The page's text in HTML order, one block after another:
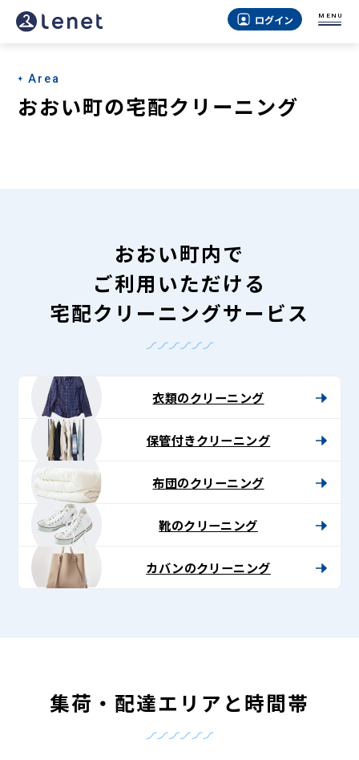
お
い
町
Lenet〈リ
ト〉
ログイン MENU
Area
おおい町の宅配クリーニング
おおい町内で
ご利用いただける
宅配クリーニングサービス
衣類のクリーニング
保管付きクリーニング
布団のクリーニング
靴のクリーニング
カバンのクリーニング
集荷・配達エリアと時間帯